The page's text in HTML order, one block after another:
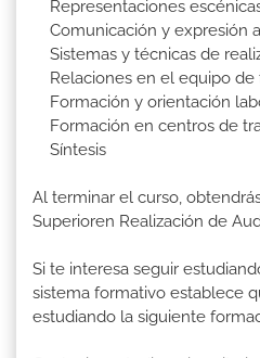
Representaciones
Comunicación y expresión
Sistemas y técnicas de
Relaciones en el equipo de
Formación y orientación
Formación en centros de
Síntesis
Al terminar el curso,
Superioren Realización de
Si te interesa seguir
sistema formativo establece
estudiando la siguiente